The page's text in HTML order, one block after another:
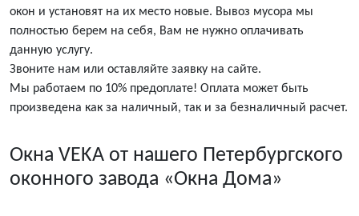
окон и установят на их место новые. Вывоз мусора мы
полностью берем на себя, Вам не нужно оплачивать
данную услугу.
Звоните нам или оставляйте заявку на сайте.
Мы работаем по 10% предоплате! Оплата может быть
произведена как за наличный, так и за безналичный расчет.
Окна VEKA от нашего Петербургского
оконного завода «Окна Дома»